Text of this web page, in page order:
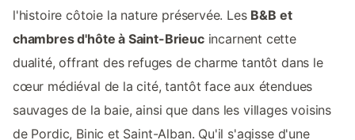
l'histoire côtoie la nature préservée. Les B&B et
chambres d'hôte à Saint-Brieucincarnent cette
dualité, offrant des refuges de charme tantôt dans le
cœur médiéval de la cité, tantôt face aux étendues
sauvages de la baie, ainsi que dans les villages voisins
de Pordic, Binic et Saint-Alban. Qu'il s'agisse d'une